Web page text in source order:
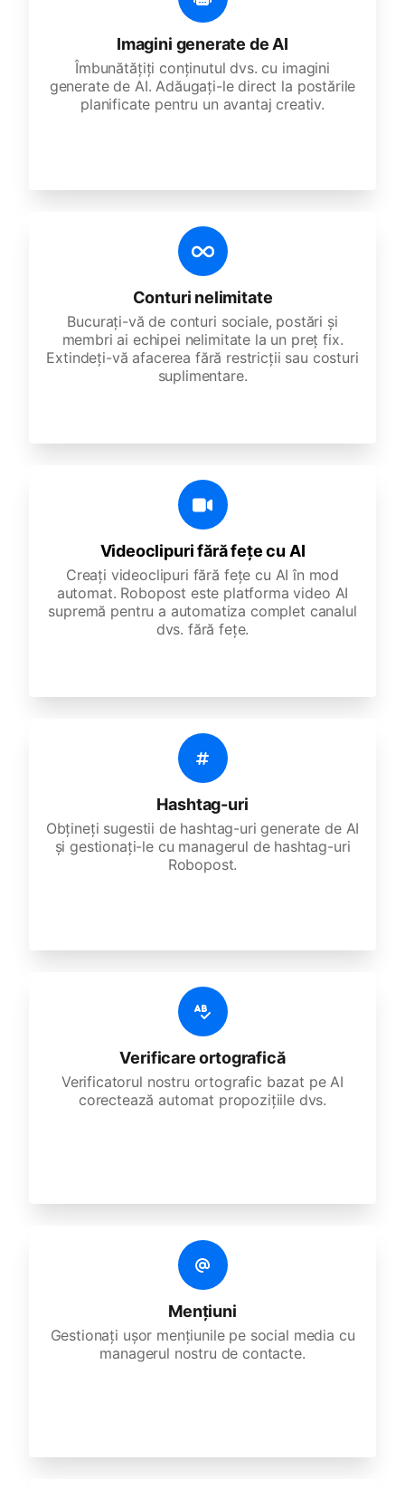
Imagini generate de AI
Îmbunătățiți conținutul dvs. cu imagini
generate de AI. Adăugați-le direct la postările
planificate pentru un avantaj creativ.
Conturi nelimitate
Bucurați-vă de conturi sociale, postări și
membri ai echipei nelimitate la un preț fix.
Extindeți-vă afacerea fără restricții sau costuri
suplimentare.
Videoclipuri fără fețe cu AI
Creați videoclipuri fără fețe cu AI în mod
automat. Robopost este platforma video AI
supremă pentru a automatiza complet canalul
dvs. fără fețe.
Hashtag-uri
Obțineți sugestii de hashtag-uri generate de AI
și gestionați-le cu managerul de hashtag-uri
Robopost.
Verificare ortografică
Verificatorul nostru ortografic bazat pe AI
corectează automat propozițiile dvs.
Mențiuni
Gestionați ușor mențiunile pe social media cu
managerul nostru de contacte.